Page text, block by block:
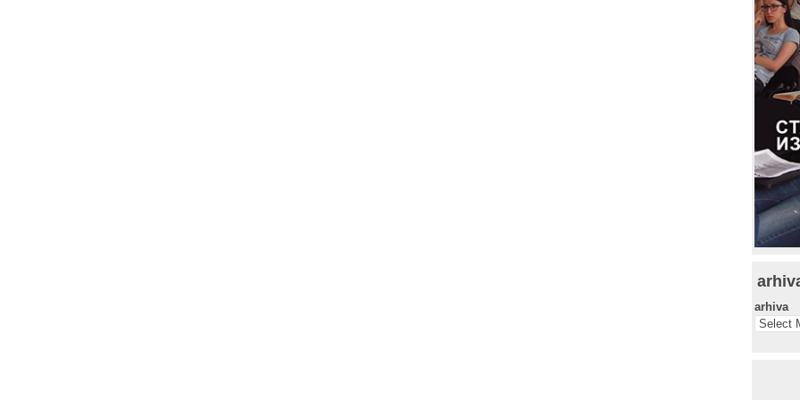
arhiva